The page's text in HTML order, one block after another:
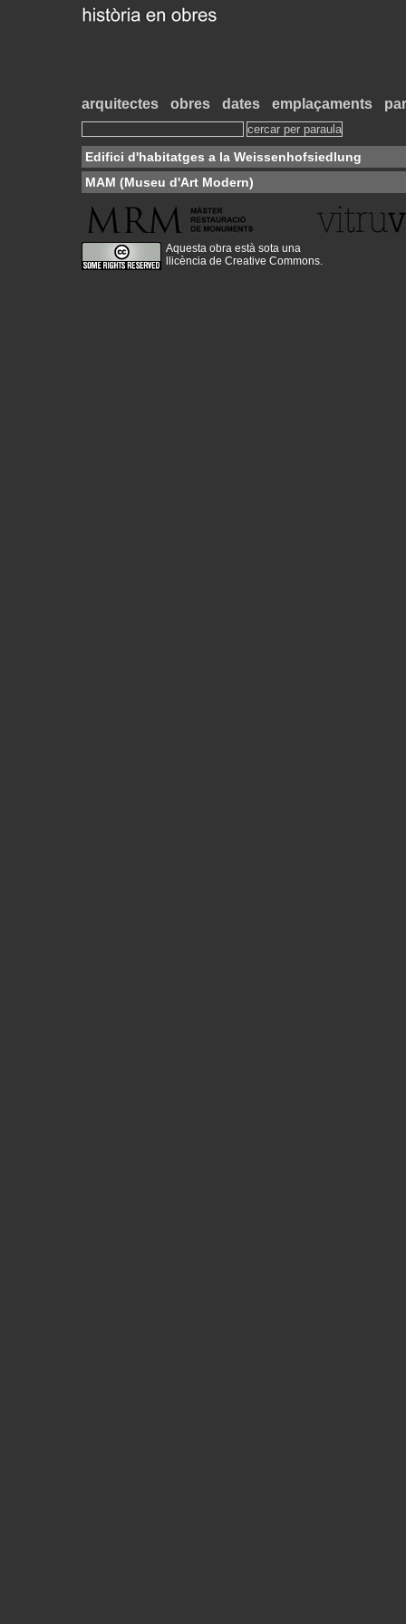
arquitectes obres dates emplaçaments
Edifici d'habitatges a la Weissenhofsiedlung
MAM (Museu d'Art Modern)
Aquesta obra està sota una
llicència de Creative Commons.